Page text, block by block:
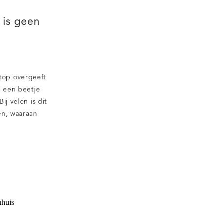
is geen
overgeeft
een beetje
velen is dit
waaraan
wat, als